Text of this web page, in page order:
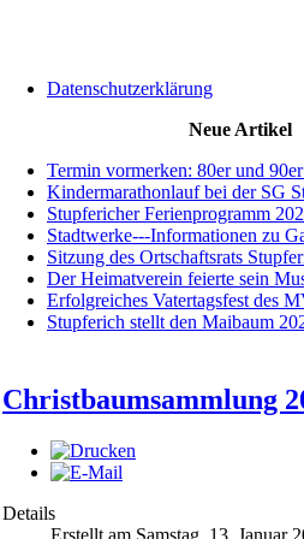
Datenschutzerklärung
Neue Artikel
Termin vormerken: 80er und
Kindermarathonlauf bei der SG
Stupfericher Ferienprogramm
Stadtwerke---Informationen zu
Sitzung des Ortschaftsrats
Der Heimatverein feierte sein
Erfolgreiches Vatertagsfest des
Stupferich stellt den Maibaum
Christbaumsammlung
Details
Erstellt am Samstag, 13. Januar